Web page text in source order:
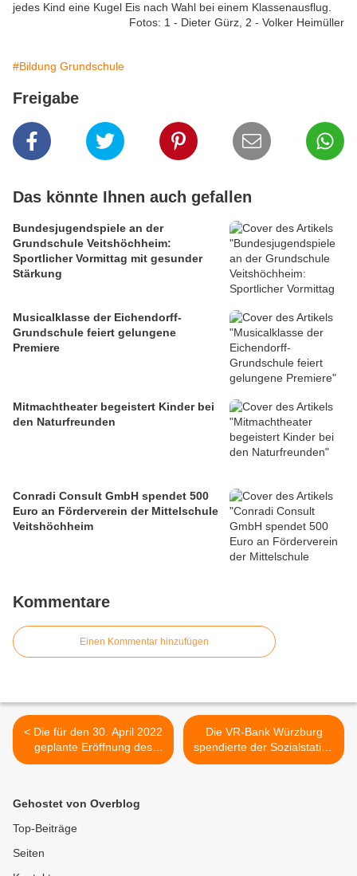
jedes Kind eine Kugel Eis nach Wahl bei einem Klassenausflug.
Fotos: 1 - Dieter Gürz, 2 - Volker Heimüller
#Bildung Grundschule
Freigabe
Das könnte Ihnen auch gefallen
Bundesjugendspiele an der
Grundschule Veitshöchheim:
Sportlicher Vormittag mit gesunder
Stärkung
Musicalklasse der Eichendorff-
Grundschule feiert gelungene
Premiere
Mitmachtheater begeistert Kinder bei
den Naturfreunden
Conradi Consult GmbH spendet 500
Euro an Förderverein der Mittelschule
Veitshöchheim
Kommentare
Einen Kommentar hinzufügen
< Die für den 30. April 2022
geplante Eröffnung des
Veitshöchheimer
Die VR-Bank Würzburg
spendierte der Sozialstation
St. Stephanus in
Gehostet von Overblog
Top-Beiträge
Seiten